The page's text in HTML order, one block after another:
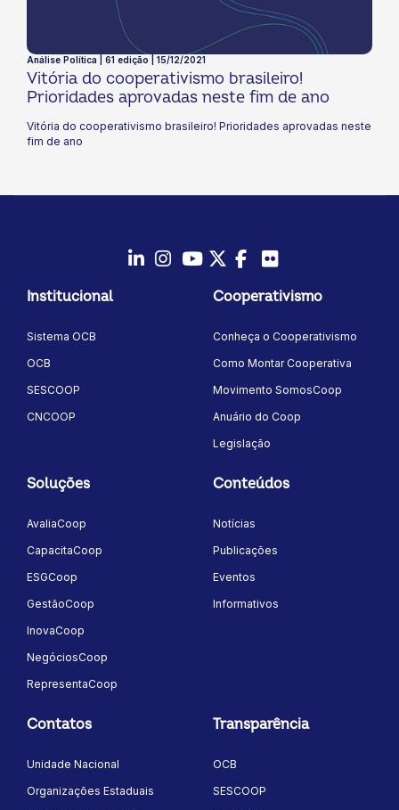
Análise Política | 61 edição | 15/12/2021
Vitória do cooperativismo brasileiro!
Prioridades aprovadas neste fim de ano
Vitória do cooperativismo brasileiro! Prioridades aprovadas neste
fim de ano
Instagram
YoutubeTwitter/X
Facebook
Institucional
Sistema OCB
OCB
SESCOOP
CNCOOP
Cooperativismo
Conheça o Cooperativismo
Como Montar Cooperativa
Movimento SomosCoop
Anuário do Coop
Legislação
Soluções
AvaliaCoop
CapacitaCoop
ESGCoop
GestãoCoop
InovaCoop
NegóciosCoop
RepresentaCoop
Conteúdos
Notícias
Publicações
Eventos
Informativos
Contatos
Unidade Nacional
Organizações Estaduais
Transparência
OCB
SESCOOP